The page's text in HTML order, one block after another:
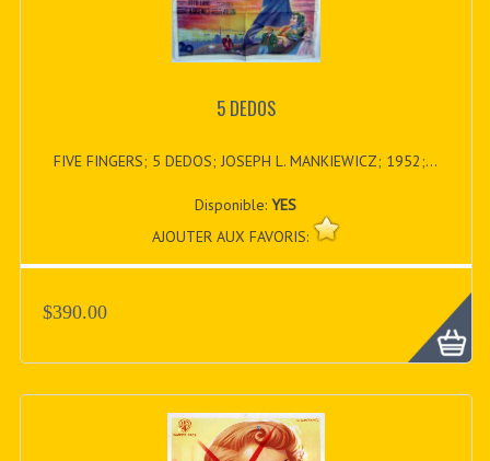
5 DEDOS
FIVE FINGERS; 5 DEDOS; JOSEPH L. MANKIEWICZ; 1952;...
Disponible:YES
AJOUTER AUX FAVORIS:
$390.00